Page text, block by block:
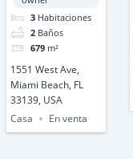
3 Habitaciones
2 Baños
679 m²
1551 West Ave,
Miami Beach, FL
33139, USA
Casa
En venta